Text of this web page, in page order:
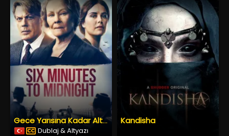
Gece Yarısına Kadar Altı Dakika
Dublaj & Altyazı
Kandisha